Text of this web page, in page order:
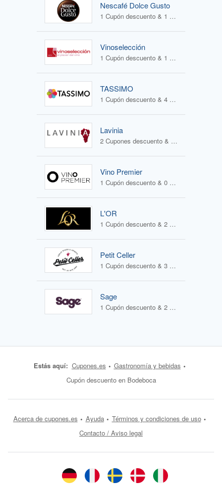
Nescafé Dolce Gusto
1 Cupón descuento & 1 Oferta
Vinoselección
1 Cupón descuento & 1 Oferta
TASSIMO
1 Cupón descuento & 4 Ofertas
Lavinia
2 Cupones descuento & 1 Oferta
Vino Premier
1 Cupón descuento & 0 Ofertas
L'OR
1 Cupón descuento & 2 Ofertas
Petit Celler
1 Cupón descuento & 3 Ofertas
Sage
1 Cupón descuento & 2 Ofertas
Estás aquí: Cupones.es
Gastronomía y bebidas
Cupón descuento en Bodeboca
Acerca de cupones.es Ayuda
Términos y condiciones de uso
Contacto / Aviso legal